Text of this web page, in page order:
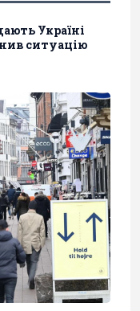
Україні
ситуацію